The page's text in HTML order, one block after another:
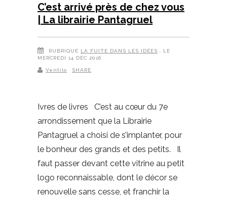
C’est arrivé près de chez vous
| La librairie Pantagruel
RUBRIQUE LA FUITE DANS LES IDÉES
, LE
MERCREDI 14 DÉC 2016
Ventilo SHARE
Ivres de livres C’est au cœur du 7e
arrondissement que la Librairie
Pantagruel a choisi de s’implanter, pour
le bonheur des grands et des petits. Il
faut passer devant cette vitrine au petit
logo reconnaissable, dont le décor se
renouvelle sans cesse, et franchir la